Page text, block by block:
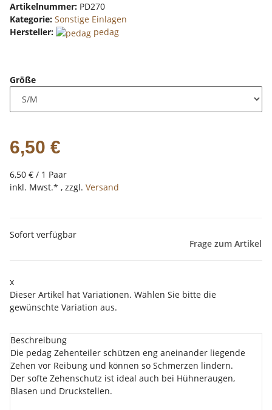
Artikelnummer: PD270
Kategorie: Sonstige Einlagen
Hersteller:
pedag
Größe
6,50 €
6,50 € / 1 Paar
inkl. Mwst.* , zzgl. Versand
Sofort verfügbar
Frage zum Artikel
x
Dieser Artikel hat Variationen. Wählen Sie bitte die
gewünschte Variation aus.
Beschreibung
Die pedag Zehenteiler schützen eng aneinander liegende
Zehen vor Reibung und können so Schmerzen lindern.
Der softe Zehenschutz ist ideal auch bei Hühneraugen,
Blasen und Druckstellen.